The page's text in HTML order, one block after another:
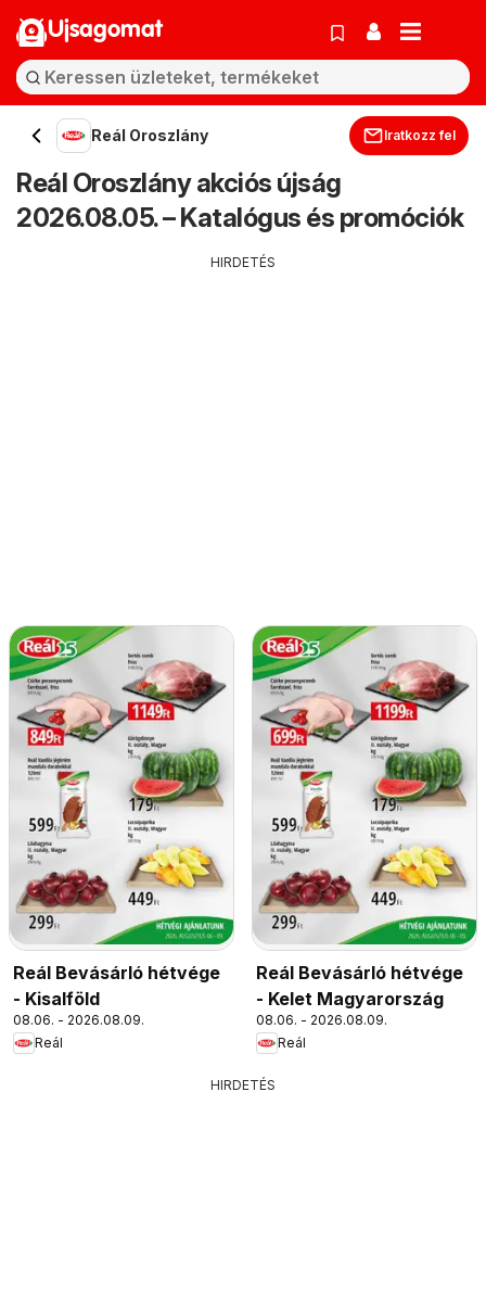
Ujsagomat
Reál Oroszlány Iratkozz fel
Reál Oroszlány akciós újság
2026.08.05. – Katalógus és promóciók
HIRDETÉS
Reál Bevásárló hétvége
- Kisalföld
08.06. - 2026.08.09.
Reál
Reál Bevásárló hétvége
- Kelet Magyarország
08.06. - 2026.08.09.
Reál
HIRDETÉS